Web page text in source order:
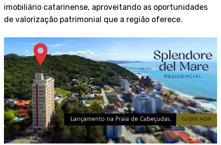
imobiliário catarinense, aproveitando as oportunidades
de valorização patrimonial que a região oferece.